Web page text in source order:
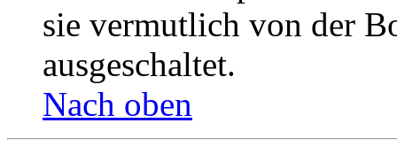
sie vermutlich von der
ausgeschaltet.
Nach oben